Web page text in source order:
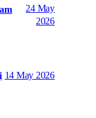
24 May
2026
14 May 2026